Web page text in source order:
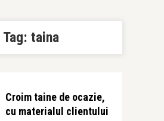
Tag: taina
Croim taine de ocazie,
cu materialul clientului